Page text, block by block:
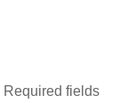
Required fields